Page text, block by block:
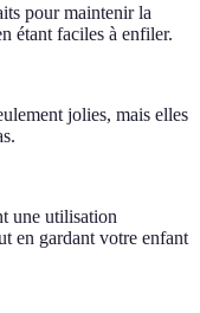
pour maintenir la
étant faciles à enfiler.
jolies, mais elles
une utilisation
en gardant votre enfant